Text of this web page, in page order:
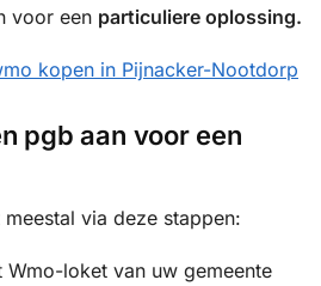
voor een particuliere oplossing.
kopen in Pijnacker-Nootdorp
pgb aan voor een
via deze stappen:
Wmo-loket van uw gemeente